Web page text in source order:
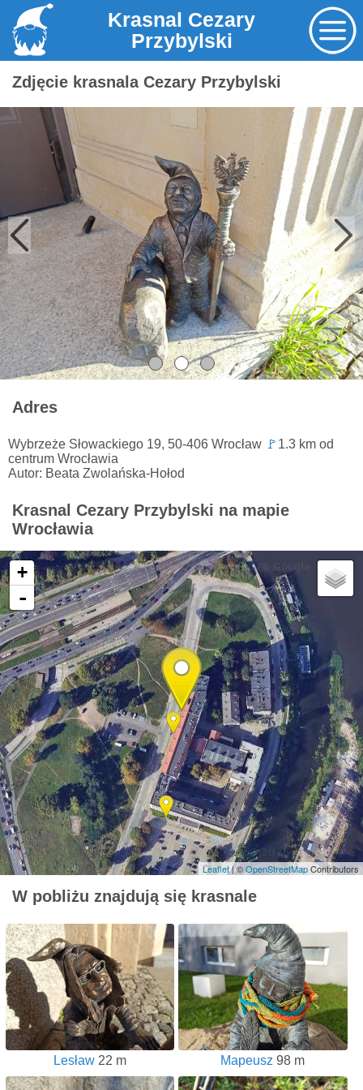
Krasnal Cezary
Przybylski
Zdjęcie krasnala Cezary Przybylski
Adres
Wybrzeże Słowackiego 19, 50-406 Wrocław 🚩 1.3 km od
centrum Wrocławia
Autor: Beata Zwolańska-Hołod
Krasnal Cezary Przybylski na mapie
Wrocławia
+
-
Leaflet| ©OpenStreetMapContributors
W pobliżu znajdują się krasnale
Lesław 22 m Mapeusz 98 m